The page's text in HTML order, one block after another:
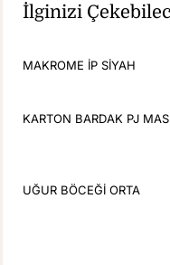
İlginizi
MAKROME İP SİYAH
KARTON BARDAK PJ
UĞUR BÖCEĞİ ORTA